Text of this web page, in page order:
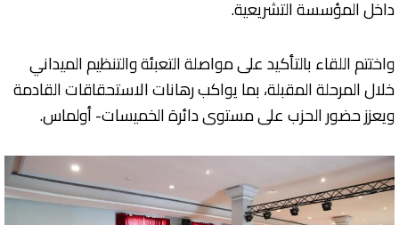
داخل المؤسسة التشريعية.
واختتم اللقاء بالتأكيد على مواصلة التعبئة والتنظيم الميداني
خلال المرحلة المقبلة، بما يواكب رهانات الاستحقاقات القادمة
ويعزز حضور الحزب على مستوى دائرة الخميسات- أولماس.